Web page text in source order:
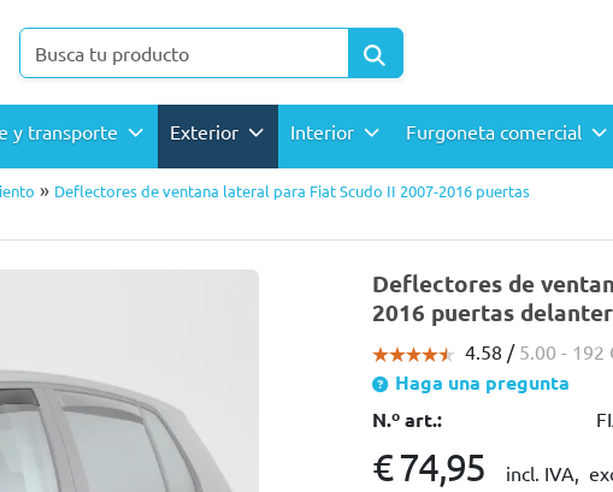
y transporte Exterior Interior Furgoneta comercial
» Deflectores de ventana lateral para Fiat Scudo II 2007-2016 puertas
Deflectores de
2016 puertas
4.58 / 5.00 - 192
Haga una pregunta
N.º art.:
€ 74,95 incl. IVA,